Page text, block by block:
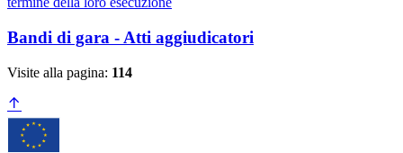
Bandi di gara - Atti aggiudicatori
Visite alla pagina: 114